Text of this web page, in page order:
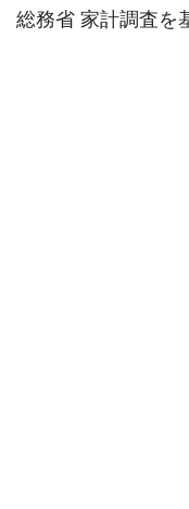
総務省 家計調査を